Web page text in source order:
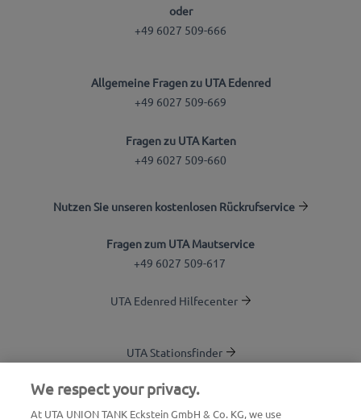
oder
+49 6027 509-666
Allgemeine Fragen zu UTA Edenred
+49 6027 509-669
Fragen zu UTA Karten
+49 6027 509-660
Nutzen Sie unseren kostenlosen Rückrufservice
Fragen zum UTA Mautservice
+49 6027 509-617
UTA Edenred Hilfecenter
UTA Stationsfinder
Blog
Login Kundenbereich
We respect your privacy.
At UTA UNION TANK Eckstein GmbH & Co. KG, we use